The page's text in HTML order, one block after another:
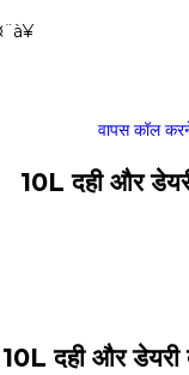
वापस कॉल
10L दही और
10L दही और डेयरी